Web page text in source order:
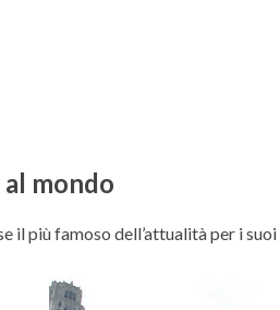
mondo
il più famoso dell’attualità per i